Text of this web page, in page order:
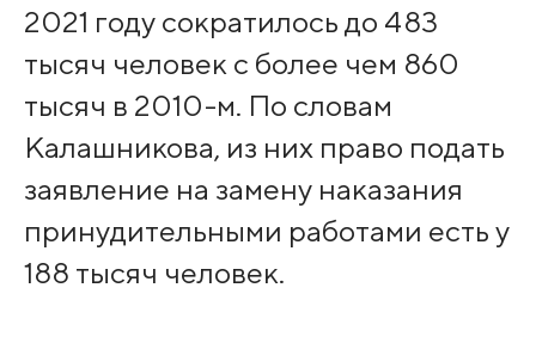
2021 году сократилось до 483
тысяч человек с более чем 860
тысяч в 2010-м. По словам
Калашникова, из них право подать
заявление на замену наказания
принудительными работами есть у
188 тысяч человек.